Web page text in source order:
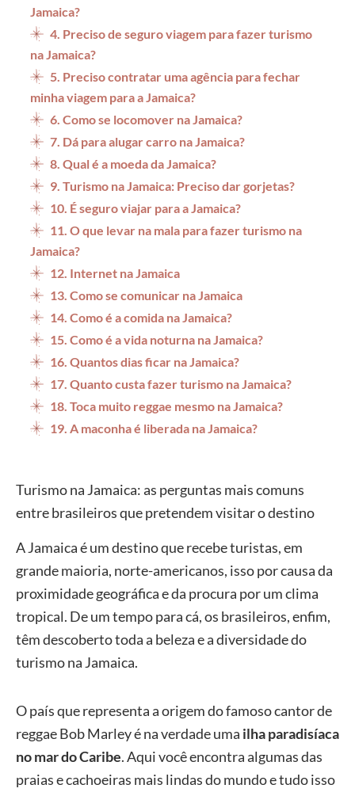
Jamaica?
4. Preciso de seguro viagem para fazer turismo
na Jamaica?
5. Preciso contratar uma agência para fechar
minha viagem para a Jamaica?
6. Como se locomover na Jamaica?
7. Dá para alugar carro na Jamaica?
8. Qual é a moeda da Jamaica?
9. Turismo na Jamaica: Preciso dar gorjetas?
10. É seguro viajar para a Jamaica?
11. O que levar na mala para fazer turismo na
Jamaica?
12. Internet na Jamaica
13. Como se comunicar na Jamaica
14. Como é a comida na Jamaica?
15. Como é a vida noturna na Jamaica?
16. Quantos dias ficar na Jamaica?
17. Quanto custa fazer turismo na Jamaica?
18. Toca muito reggae mesmo na Jamaica?
19. A maconha é liberada na Jamaica?
Turismo na Jamaica: as perguntas mais comuns
entre brasileiros que pretendem visitar o destino
A Jamaica é um destino que recebe turistas, em
grande maioria, norte-americanos, isso por causa da
proximidade geográfica e da procura por um clima
tropical. De um tempo para cá, os brasileiros, enfim,
têm descoberto toda a beleza e a diversidade do
turismo na Jamaica.
O país que representa a origem do famoso cantor de
reggae Bob Marley é na verdade uma ilha paradisíaca
no mar do Caribe. Aqui você encontra algumas das
praias e cachoeiras mais lindas do mundo e tudo isso